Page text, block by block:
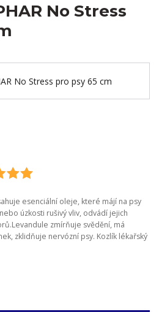
No Stress
esenciální oleje, které májí na psy
úzkosti rušivý vliv, odvádí jejich
zmírňuje svědění, má
zklidňuje nervózní psy. Kozlík lékařský